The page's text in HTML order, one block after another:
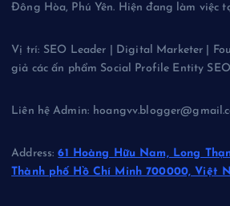
Đông Hòa, Phú Yên. Hiện đang làm việc
Vị trí: SEO Leader | Digital Marketer |
giả các ấn phẩm Social Profile Entity SEO
Liên hệ Admin:
Address:61 Hoàng Hữu Nam, Long
Thành phố Hồ Chí Minh 700000, Việt